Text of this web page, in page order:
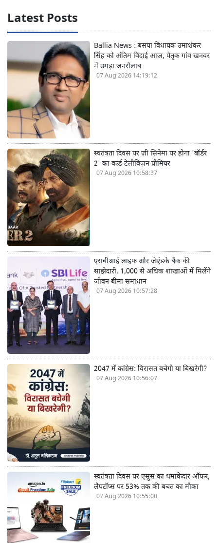
Latest Posts
Ballia News : बसपा विधायक उमाशंकर
सिंह को अंतिम विदाई आज, पैतृक गांव खनवर
में उमड़ा जनसैलाब
07 Aug 2026 14:19:12
स्वतंत्रता दिवस पर ज़ी सिनेमा पर होगा 'बॉर्डर
2' का वर्ल्ड टेलीविज़न प्रीमियर
07 Aug 2026 10:58:37
एसबीआई लाइफ और जेएंडके बैंक की
साझेदारी, 1,000 से अधिक शाखाओं में मिलेंगे
जीवन बीमा समाधान
07 Aug 2026 10:57:28
2047 में कांग्रेस: विरासत बचेगी या बिखरेगी?
07 Aug 2026 10:56:07
स्वतंत्रता दिवस पर एसुस का धमाकेदार ऑफर,
लैपटॉप्स पर 53% तक की बचत का मौका
07 Aug 2026 10:55:00